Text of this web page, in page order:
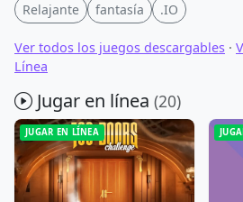
Relajante
fantasía .IO
Ver todos los juegos descargables ·
Línea
Jugar en línea (20)
JUGAR EN LÍNEA